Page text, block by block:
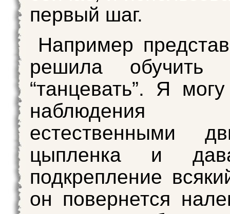
первый шаг.
Например
решила обучить
“танцевать”. Я
естественными
цыпленка и
подкрепление
он повернется